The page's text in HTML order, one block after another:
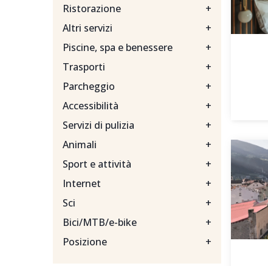
Ristorazione
+
Altri servizi
+
Piscine, spa e benessere
+
Trasporti
+
Parcheggio
+
Accessibilità
+
Servizi di pulizia
+
Animali
+
Sport e attività
+
Internet
+
Sci
+
Bici/MTB/e-bike
+
Posizione
+